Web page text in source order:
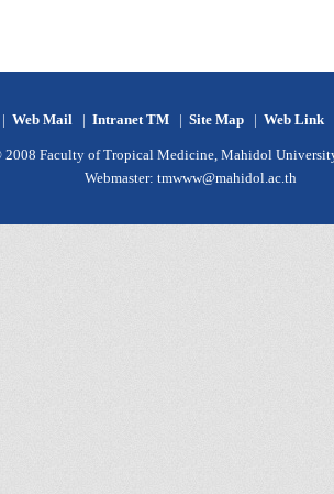
| Web Mail | Intranet TM | Site Map | Web Link
Faculty of Tropical Medicine, Mahidol
Webmaster: tmwww@mahidol.ac.th